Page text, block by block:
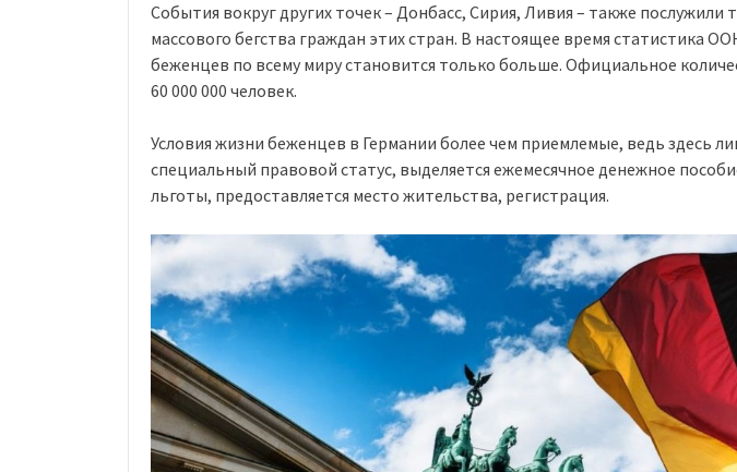
События вокруг других точек – Донбасс, Сирия, Ливия – также послужили
массового бегства граждан этих стран. В настоящее время статистика
беженцев по всему миру становится только больше. Официальное
60 000 000 человек.
Условия жизни беженцев в Германии более чем приемлемые, ведь здесь
специальный правовой статус, выделяется ежемесячное денежное
льготы, предоставляется место жительства, регистрация.